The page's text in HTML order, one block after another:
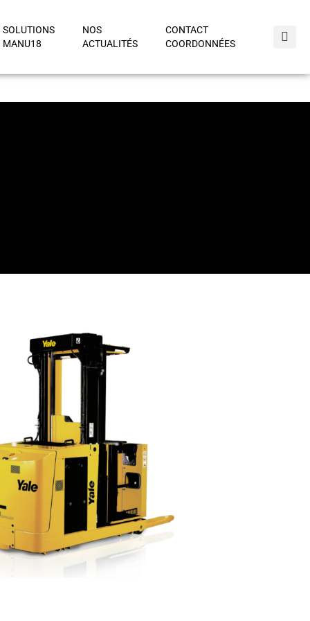
SOLUTIONS
MANU18
NOS
ACTUALITÉS
CONTACT
COORDONNÉES